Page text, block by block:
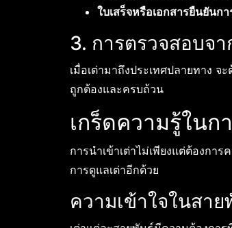
ใบเสร็จหรือเอกสารยืนยันก
3. การตรวจสอบจ
เมื่อเต่ามาถึงประเทศปลายทาง
ถูกต้องและครบถ้วน
เกร็ดความรู้ในก
การนำเข้าเต่าไม่เพียงแต่ต้องกา
การดูแลเต่าอีกด้วย
ความเข้าใจในสาย